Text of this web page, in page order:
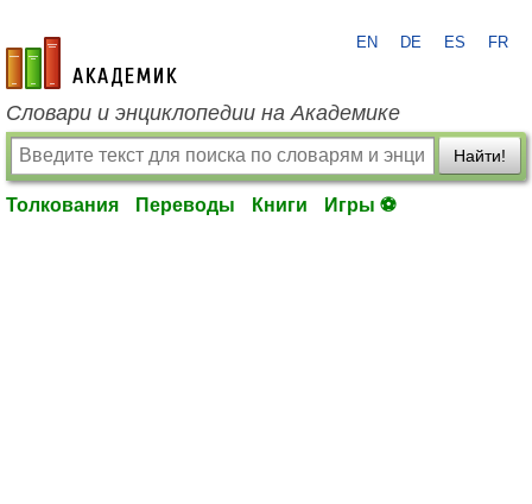
academic.ru
EN DE ES FR
Словари и энциклопедии на Академике
Найти!
Толкования Переводы Книги Игры ⚽